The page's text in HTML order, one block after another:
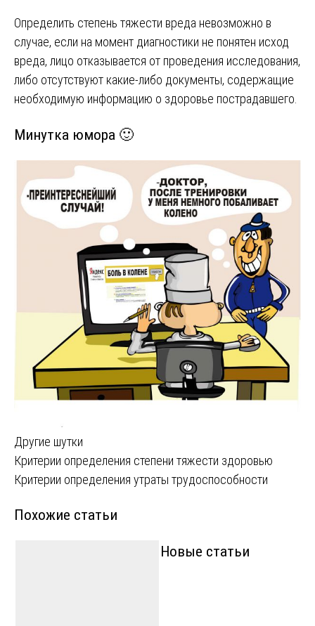
Определить степень тяжести вреда невозможно в
случае, если на момент диагностики не понятен исход
вреда, лицо отказывается от проведения исследования,
либо отсутствуют какие-либо документы, содержащие
необходимую информацию о здоровье пострадавшего.
Минутка юмора 🙂
Другие шутки
Навигация
по
записям
Критерии определения степени тяжести здоровью
Критерии определения утраты трудоспособности
Похожие статьи
Новые статьи